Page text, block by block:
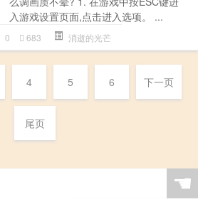
入游戏设置页面,点击进入选项。 ...
0 683 消逝的光芒
4 5 6 下一页
尾页
☚